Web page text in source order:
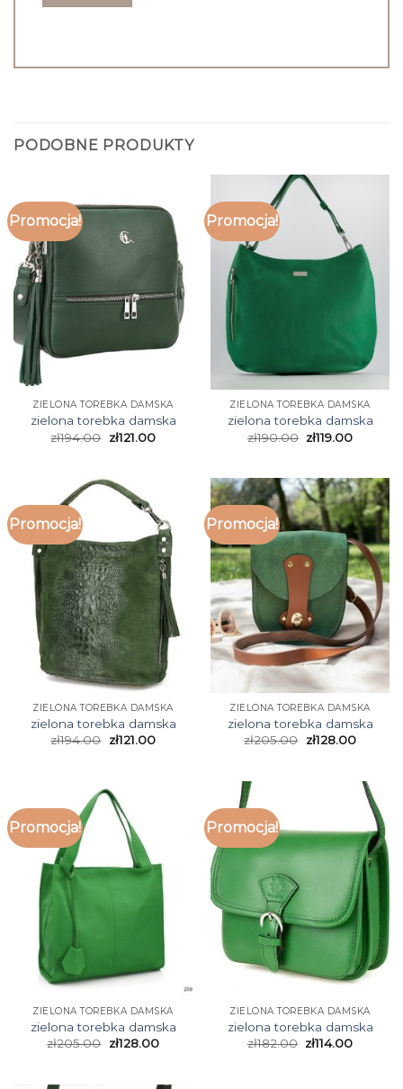
PODOBNE PRODUKTY
Promocja!
ZIELONA TOREBKA DAMSKA
zielona torebka damska
zł194.00 zł121.00
Promocja!
ZIELONA TOREBKA DAMSKA
zielona torebka damska
zł190.00 zł119.00
Promocja!
ZIELONA TOREBKA DAMSKA
zielona torebka damska
zł194.00 zł121.00
Promocja!
ZIELONA TOREBKA DAMSKA
zielona torebka damska
zł205.00 zł128.00
Promocja!
ZIELONA TOREBKA DAMSKA
zielona torebka damska
zł205.00 zł128.00
Promocja!
ZIELONA TOREBKA DAMSKA
zielona torebka damska
zł182.00 zł114.00